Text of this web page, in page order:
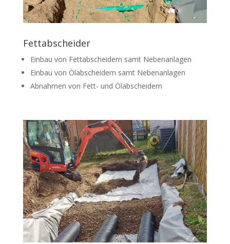
Fettabscheider
Einbau von Fettabscheidern samt Nebenanlagen
Einbau von Ölabscheidern samt Nebenanlagen
Abnahmen von Fett- und Ölabscheidern